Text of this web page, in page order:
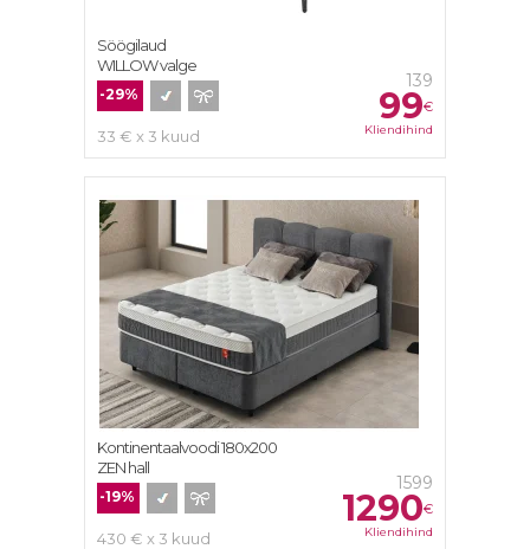
139
99€
Kliendihind
-29%
33 € x 3 kuud
Söögilaud
WILLOW valge
1599
1290€
Kliendihind
-19%
430 € x 3 kuud
Kontinentaalvoodi 180х200
ZEN hall